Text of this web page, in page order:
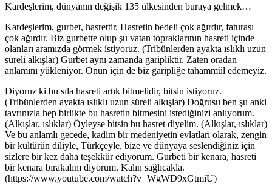
Kardeşlerim, dünyanın değişik 135 ülkesinden buraya gelmek…
Kardeşlerim, gurbet, hasrettir. Hasretin bedeli çok ağırdır, faturası
çok ağırdır. Biz gurbette olup şu vatan topraklarının hasreti içinde
olanları aramızda görmek istiyoruz. (Tribünlerden ayakta ıslıklı uzun
süreli alkışlar) Gurbet aynı zamanda garipliktir. Zaten oradan
anlamını yükleniyor. Onun için de biz garipliğe tahammül edemeyiz.
Diyoruz ki bu sıla hasreti artık bitmelidir, bitsin istiyoruz.
(Tribünlerden ayakta ıslıklı uzun süreli alkışlar) Doğrusu ben şu anki
tavrınızla hep birlikte bu hasretin bitmesini istediğinizi anlıyorum.
(Alkışlar, ıslıklar) Öyleyse bitsin bu hasret diyelim. (Alkışlar, ıslıklar)
Ve bu anlamlı gecede, kadim bir medeniyetin evlatları olarak, zengin
bir kültürün diliyle, Türkçeyle, bize ve dünyaya seslendiğiniz için
sizlere bir kez daha teşekkür ediyorum. Gurbeti bir kenara, hasreti
bir kenara bırakalım diyorum. Kalın sağlıcakla.
(https://www.youtube.com/watch?v=WgWD9xGtmiU)